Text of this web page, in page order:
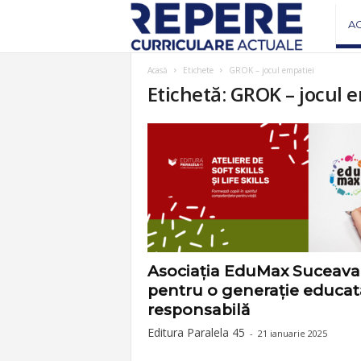
v
s
Acasă Etichete GROK – jocul empatiei
Etichetă: GROK – jocul
Asociația EduMax Suceava
pentru o generație
responsabilă
Editura Paralela 45 - 21 ianuarie 2025